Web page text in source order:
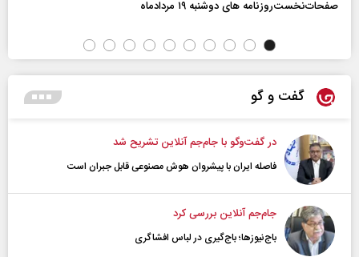
صفحات‌نخست‌روزنامه ها‌ی دوشنبه ۱۹ مردادماه
گفت و گو
در گفت‌و‌گو با جام‌جم آنلاین تشریح شد
فاصله ایران با پیشرو‌ان هوش مصنوعی قابل جبران است
جام‌جم آنلاین بررسی کرد
باج‌نیوزها؛ باج‌گیری در لباس افشاگری